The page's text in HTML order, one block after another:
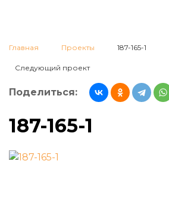
Главная Проекты 187-165-1
Следующий проект
Поделиться:
187-165-1